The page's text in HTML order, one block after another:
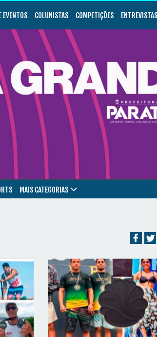
EVENTOS COLUNISTAS COMPETIÇÕES ENTREVISTAS
MAIS CATEGORIAS